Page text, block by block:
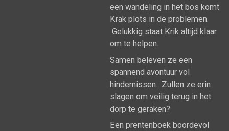
een wandeling in het bos komt
Krak plots in de problemen.
Gelukkig staat Krik altijd klaar
om te helpen.
Samen beleven ze een
spannend avontuur vol
hindernissen. Zullen ze erin
slagen om veilig terug in het
dorp te geraken?
Een prentenboek boordevol